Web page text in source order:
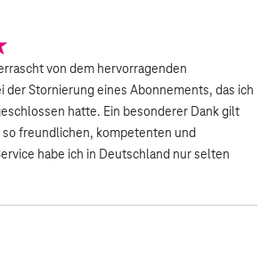
von dem hervorragenden
der Stornierung eines Abonnements, das ich
hatte. Ein besonderer Dank gilt
so freundlichen, kompetenten und
habe ich in Deutschland nur selten